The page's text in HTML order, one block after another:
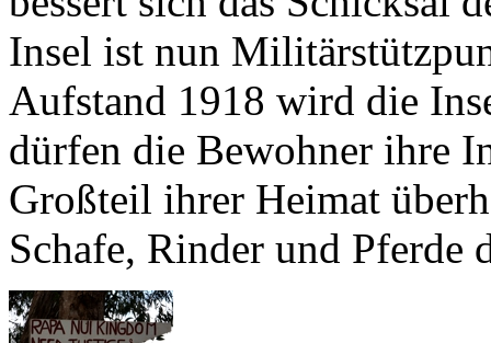
Aufstand 1918 wird die
dürfen die Bewohner ihre
Großteil ihrer Heimat
Schafe, Rinder und Pferde